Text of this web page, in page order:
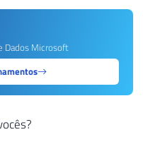
Dados Microsoft